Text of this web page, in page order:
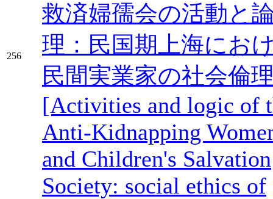
256
救済婦孺会の活動と
理：民国期上海にお
民間実業家の社会
[Activities and logic of
Anti-Kidnapping
and Children's Salvation
Society: social ethics of